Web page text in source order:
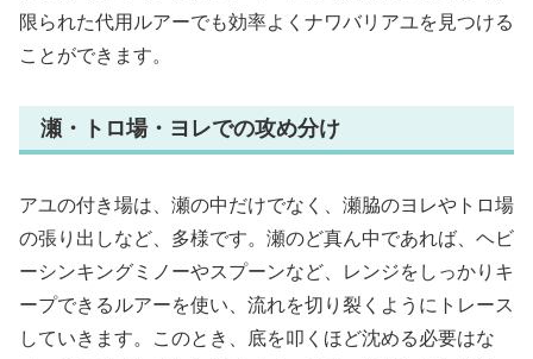
限られた代用ルアーでも効率よくナワバリアユを見つける
ことができます。
瀬・トロ場・ヨレでの攻め分け
アユの付き場は、瀬の中だけでなく、瀬脇のヨレやトロ場
の張り出しなど、多様です。瀬のど真ん中であれば、ヘビ
ーシンキングミノーやスプーンなど、レンジをしっかりキ
ープできるルアーを使い、流れを切り裂くようにトレース
していきます。このとき、底を叩くほど沈める必要はな